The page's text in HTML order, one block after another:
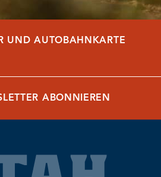
UND AUTOBAHNKARTE
ABONNIEREN